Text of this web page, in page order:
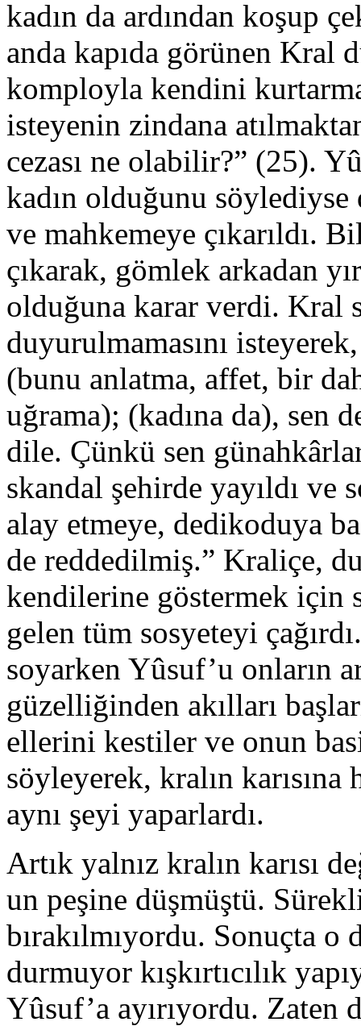
kadın da ardından koşup
anda kapıda görünen Kral
komployla kendini
isteyenin zindana
cezası ne olabilir?” (25).
kadın olduğunu söylediyse
ve mahkemeye çıkarıldı.
çıkarak, gömlek arkadan
olduğuna karar verdi. Kral
duyurulmamasını
(bunu anlatma, affet, bir
uğrama); (kadına da), sen
dile. Çünkü sen
skandal şehirde yayıldı ve
alay etmeye, dedikoduya
de reddedilmiş.” Kraliçe,
kendilerine göstermek için
gelen tüm sosyeteyi
soyarken Yûsuf’u onların
güzelliğinden akılları
ellerini kestiler ve onun
söyleyerek, kralın
aynı şeyi yaparlardı.
Artık yalnız kralın karısı
un peşine düşmüştü.
bırakılmıyordu. Sonuçta o
durmuyor kışkırtıcılık
Yûsuf’a ayırıyordu. Zaten